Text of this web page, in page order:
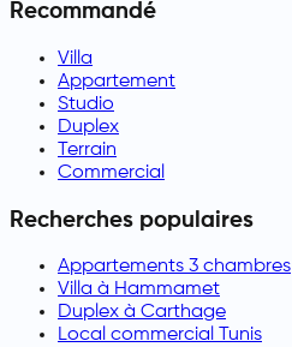
Recommandé
Villa
Appartement
Studio
Duplex
Terrain
Commercial
Recherches populaires
Appartements 3 chambres
Villa à Hammamet
Duplex à Carthage
Local commercial Tunis